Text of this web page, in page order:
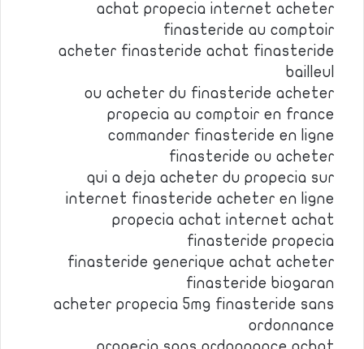
achat propecia internet acheter
finasteride au comptoir
acheter finasteride achat finasteride
bailleul
ou acheter du finasteride acheter
propecia au comptoir en france
commander finasteride en ligne
finasteride ou acheter
qui a deja acheter du propecia sur
internet finasteride acheter en ligne
propecia achat internet achat
finasteride propecia
finasteride generique achat acheter
finasteride biogaran
acheter propecia 5mg finasteride sans
ordonnance